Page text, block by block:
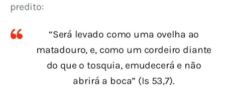
predito:
“Será levado como uma ovelha ao
matadouro, e, como um cordeiro diante
do que o tosquia, emudecerá e não
abrirá a boca” (Is 53,7).